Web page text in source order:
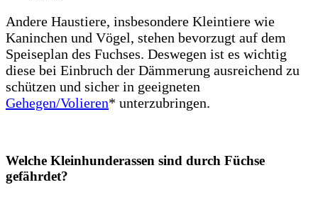
Andere Haustiere, insbesondere Kleintiere wie
Kaninchen und Vögel, stehen bevorzugt auf dem
Speiseplan des Fuchses. Deswegen ist es wichtig
diese bei Einbruch der Dämmerung ausreichend zu
schützen und sicher in geeigneten
Gehegen/Volieren* unterzubringen.
Welche Kleinhunderassen sind durch Füchse
gefährdet?